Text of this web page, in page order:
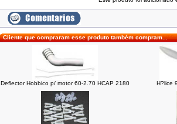
Cliente que compraram esse produto também compram...
Deflector Hobbico p/ motor 60-2.70 HCAP 2180 H?lice